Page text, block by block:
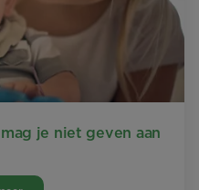
je niet geven aan